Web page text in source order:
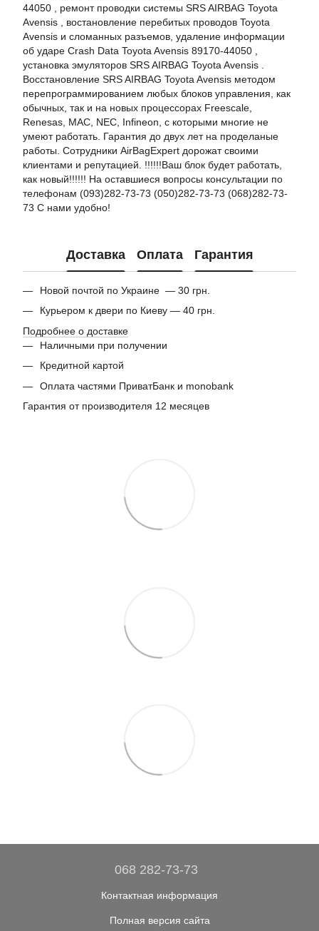
44050 , ремонт проводки системы SRS AIRBAG Toyota
Avensis , востановление перебитых проводов Toyota
Avensis и сломанных разъемов, удаление информации
об ударе Crash Data Toyota Avensis 89170-44050 ,
установка эмуляторов SRS AIRBAG Toyota Avensis .
Восстановление SRS AIRBAG Toyota Avensis методом
перепрограммированием любых блоков управления, как
обычных, так и на новых процессорах Freescale,
Renesas, MAC, NEC, Infineon, с которыми многие не
умеют работать. Гарантия до двух лет на проделаные
работы. Сотрудники AirBagExpert дорожат своими
клиентами и репутацией. !!!!!!Ваш блок будет работать,
как новый!!!!!! На оставшиеся вопросы консультации по
телефонам (093)282-73-73 (050)282-73-73 (068)282-73-
73 С нами удобно!
Доставка Оплата Гарантия
Новой почтой по Украине — 30 грн.
Курьером к двери по Киеву — 40 грн.
Подробнее о доставке
Наличными при получении
Кредитной картой
Оплата частями ПриватБанк и monobank
Гарантия от производителя 12 месяцев
068 282-73-73
Контактная информация
Полная версия сайта